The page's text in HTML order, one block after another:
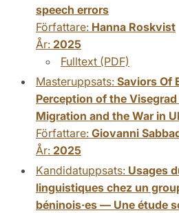
speech errors
Författare: Hanna Roskvist
År: 2025
Fulltext (PDF)
Masteruppsats: Saviors Of
Perception of the
Migration and the War in
Författare: Giovanni
År: 2025
Kandidatuppsats: Usages
linguistiques chez un
béninois·es — Une étude